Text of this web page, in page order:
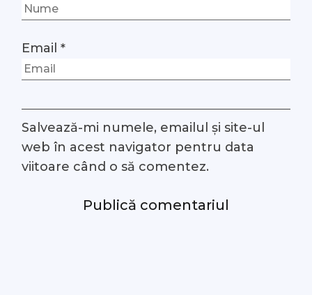
Email*
Salvează-mi numele, emailul și site-ul
web în acest navigator pentru data
viitoare când o să comentez.